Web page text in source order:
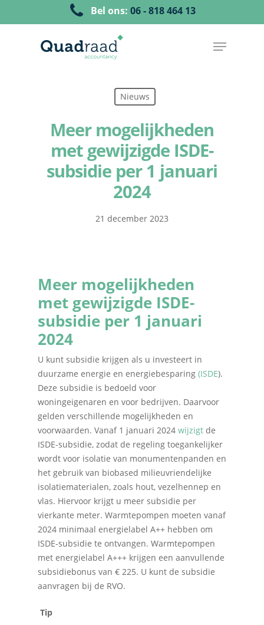
Bel ons: 06 - 818 464 13
Nieuws
Meer mogelijkheden
met gewijzigde ISDE-
subsidie per 1 januari
2024
21 december 2023
Meer mogelijkheden
met gewijzigde ISDE-
subsidie per 1 januari
2024
U kunt subsidie krijgen als u investeert in
duurzame energie en energiebesparing (ISDE).
Deze subsidie is bedoeld voor
woningeigenaren en voor bedrijven. Daarvoor
gelden verschillende mogelijkheden en
voorwaarden. Vanaf 1 januari 2024 wijzigt de
ISDE-subsidie, zodat de regeling toegankelijker
wordt voor isolatie van monumentenpanden en
het gebruik van biobased milieuvriendelijke
isolatiematerialen, zoals hout, vezelhennep en
vlas. Hiervoor krijgt u meer subsidie per
vierkante meter. Warmtepompen moeten vanaf
2024 minimaal energielabel A++ hebben om
ISDE-subsidie te ontvangen. Warmtepompen
met energielabel A+++ krijgen een aanvullende
subsidiebonus van € 225. U kunt de subsidie
aanvragen bij de RVO.
Tip